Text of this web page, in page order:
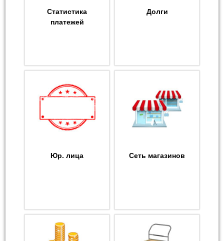
Статистика
платежей
Долги
Юр. лица Сеть магазинов